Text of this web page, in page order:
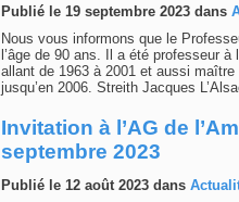
Publié le 19 septembre 2023 dans
Nous vous informons que le
l’âge de 90 ans. Il a été professeur
allant de 1963 à 2001 et aussi
jusqu’en 2006. Streith Jacques
Invitation à l’AG de
septembre 2023
Publié le 12 août 2023 dans